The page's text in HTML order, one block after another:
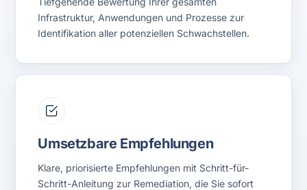
Infrastruktur, Anwendungen und Prozesse zur
Identifikation aller potenziellen Schwachstellen.
Umsetzbare Empfehlungen
Klare, priorisierte Empfehlungen mit Schritt-für-
Schritt-Anleitung zur Remediation, die Sie sofort